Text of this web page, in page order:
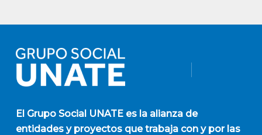
El Grupo Social UNATEes la alianza de
entidades y proyectos que trabaja con y por las